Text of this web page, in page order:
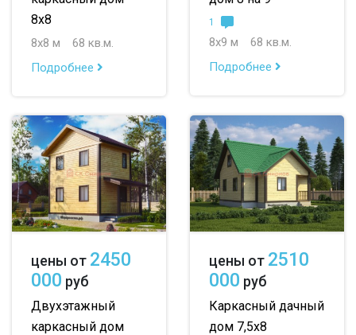
8х8
8х8 м
68 кв.м.
Подробнее
1
8х9 м
68 кв.м.
Подробнее
цены от 2450
000 руб
Двухэтажный
каркасный дом
цены от 2510
000 руб
Каркасный дачный
дом 7,5х8